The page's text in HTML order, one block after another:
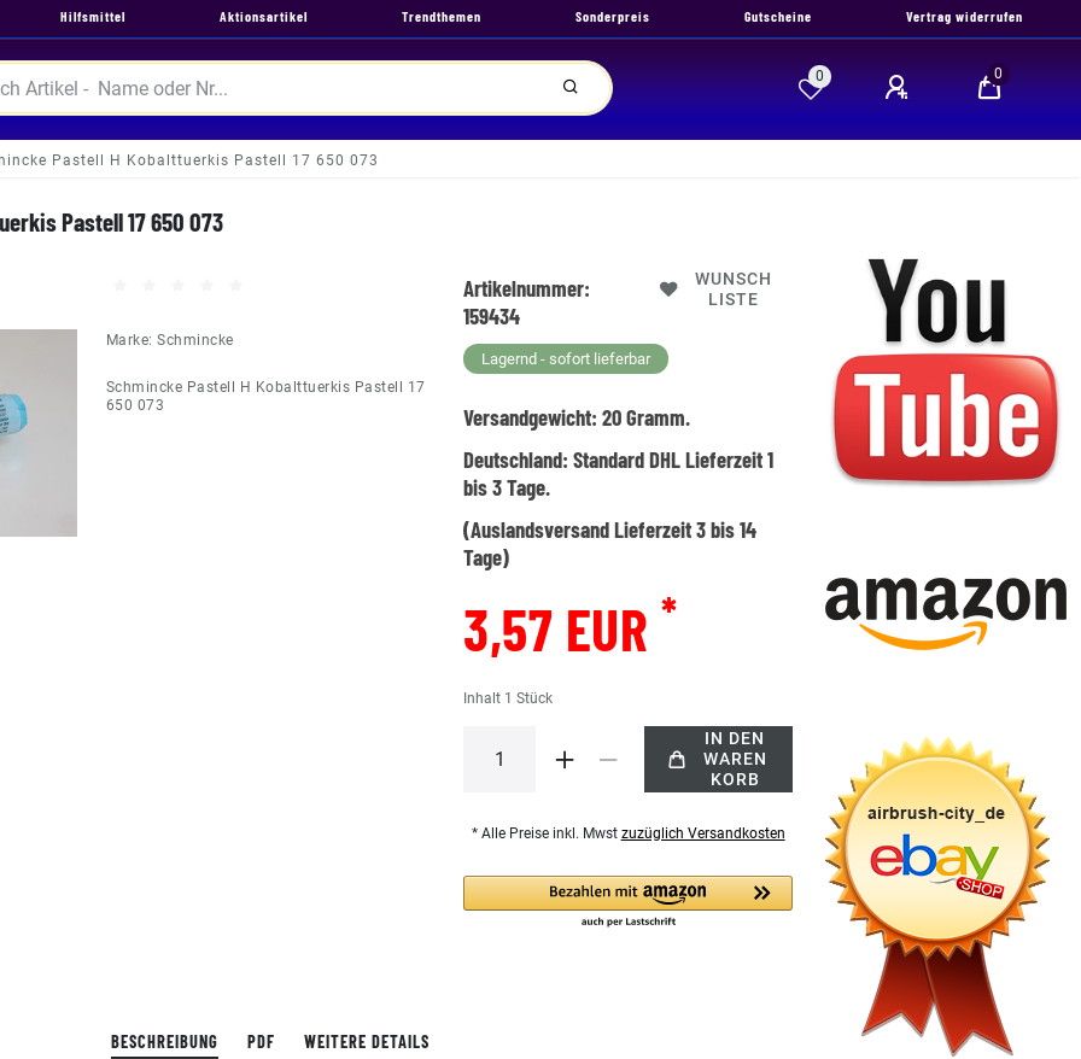
Hilfsmittel Aktionsartikel Trendthemen Sonderpreis Gutscheine Vertrag widerrufen
0 0
Pastell H Kobalttuerkis Pastell 17 650 073
Pastell 17 650 073
Marke:Schmincke
Schmincke Pastell H Kobalttuerkis Pastell 17
650 073
Artikelnummer:
159434
WUNSCH
LISTE
Lagernd - sofort lieferbar
Versandgewicht:20Gramm.
Deutschland:Standard DHL Lieferzeit 1
bis 3 Tage.
(Auslandsversand Lieferzeit 3 bis 14
Tage)
3,57 EUR *
Inhalt 1Stück
IN DEN
WAREN
KORB
* Alle Preise inkl. Mwst zuzüglich Versandkosten
BESCHREIBUNG PDF WEITERE DETAILS